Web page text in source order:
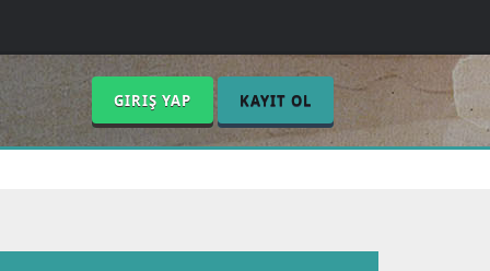
GIRIŞ YAP KAYIT OL